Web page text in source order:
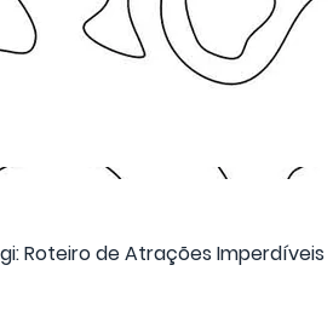
Roteiro de Atrações Imperdíveis